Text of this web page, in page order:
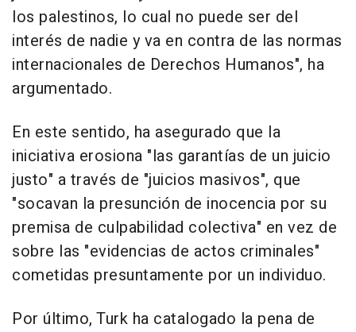
los palestinos, lo cual no puede ser del
interés de nadie y va en contra de las normas
internacionales de Derechos Humanos", ha
argumentado.
En este sentido, ha asegurado que la
iniciativa erosiona "las garantías de un juicio
justo" a través de "juicios masivos", que
"socavan la presunción de inocencia por su
premisa de culpabilidad colectiva" en vez de
sobre las "evidencias de actos criminales"
cometidas presuntamente por un individuo.
Por último, Turk ha catalogado la pena de